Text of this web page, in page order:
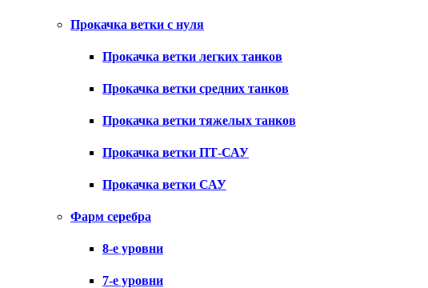
Прокачка ветки с нуля
Прокачка ветки легких танков
Прокачка ветки средних танков
Прокачка ветки тяжелых танков
Прокачка ветки ПТ-САУ
Прокачка ветки САУ
Фарм серебра
8-е уровни
7-е уровни